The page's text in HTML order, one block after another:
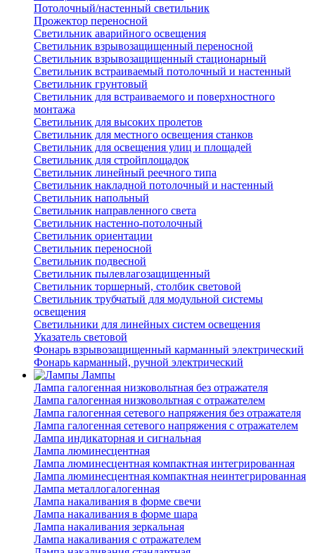
Потолочный/настенный светильник
Прожектор переносной
Светильник аварийного освещения
Светильник взрывозащищенный переносной
Светильник взрывозащищенный стационарный
Светильник встраиваемый потолочный и настенный
Светильник грунтовый
Светильник для встраиваемого и поверхностного
монтажа
Светильник для высоких пролетов
Светильник для местного освещения станков
Светильник для освещения улиц и площадей
Светильник для стройплощадок
Светильник линейный реечного типа
Светильник накладной потолочный и настенный
Светильник напольный
Светильник направленного света
Светильник настенно-потолочный
Светильник ориентации
Светильник переносной
Светильник подвесной
Светильник пылевлагозащищенный
Светильник торшерный, столбик световой
Светильник трубчатый для модульной системы
освещения
Светильники для линейных систем освещения
Указатель световой
Фонарь взрывозащищенный карманный электрический
Фонарь карманный, ручной электрический
Лампы
Лампа галогенная низковольтная без отражателя
Лампа галогенная низковольтная с отражателем
Лампа галогенная сетевого напряжения без отражателя
Лампа галогенная сетевого напряжения с отражателем
Лампа индикаторная и сигнальная
Лампа люминесцентная
Лампа люминесцентная компактная интегрированная
Лампа люминесцентная компактная неинтегрированная
Лампа металлогалогенная
Лампа накаливания в форме свечи
Лампа накаливания в форме шара
Лампа накаливания зеркальная
Лампа накаливания с отражателем